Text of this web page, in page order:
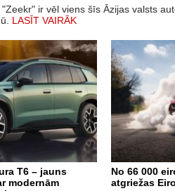
ir vēl viens šīs Āzijas valsts
LASĪT VAIRĀK
T6 – jauns
modernām
No 66 000
atgriežas